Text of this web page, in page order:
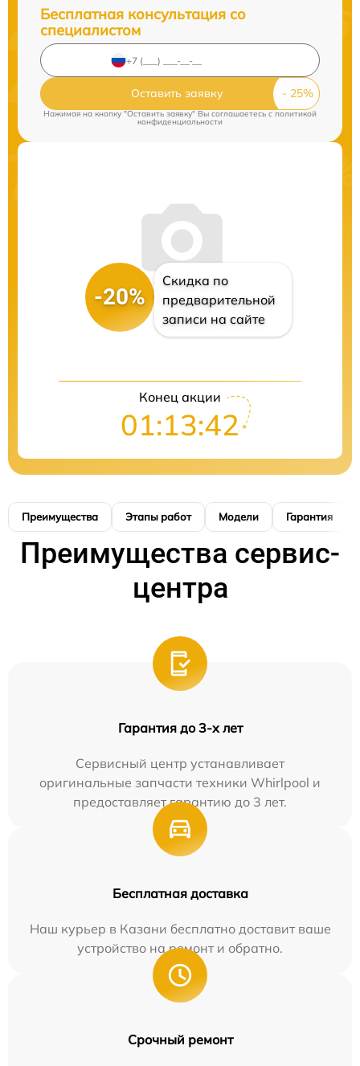
Бесплатная консультация со
специалистом
Оставить заявку
Нажимая на кнопку "Оставить заявку" Вы соглашаетесь c политикой
конфиденциальности
-20%
Скидка по
предварительной
записи на сайте
Конец акции
01:13:41
Преимущества Этапы работ Модели Гарантия
Преимущества сервис-
центра
Гарантия до 3-х лет
Сервисный центр устанавливает
оригинальные запчасти техники Whirlpool и
предоставляет гарантию до 3 лет.
Бесплатная доставка
Наш курьер в Казани бесплатно доставит ваше
устройство на ремонт и обратно.
Срочный ремонт